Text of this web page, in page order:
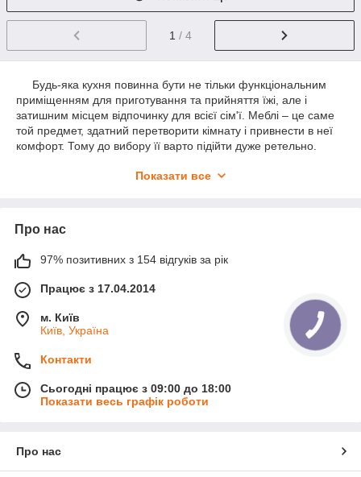
1 / 4
Будь-яка кухня повинна бути не тільки функціональним
приміщенням для приготування та прийняття їжі, але і
затишним місцем відпочинку для всієї сім'ї. Меблі – це саме
той предмет, здатний перетворити кімнату і привнести в неї
комфорт. Тому до вибору її варто підійти дуже ретельно.
дерев'яних стільцях, які в широкому асортименті
ідеальний варіант для кухні
Підходить для кухонних приміщень стілець дерев'яний з
довговічна, практична, екологічно чиста і безпечна для
дорослих і дітей. Але вибирати його необхідно ретельно,
звертаючи увагу на:
виконаним з натурального дерева, а не композитних
товщину ніжок (оптимальний розмір – 25*25 см);
рівномірним шаром);
характеристики оббивки (її зносостійкості,
Показати все
Про нас
97% позитивних з 154 відгуків за рік
Працює з 17.04.2014
м. Київ
Київ, Україна
Контакти
Сьогодні працює з 09:00 до 18:00
Показати весь графік роботи
Про нас